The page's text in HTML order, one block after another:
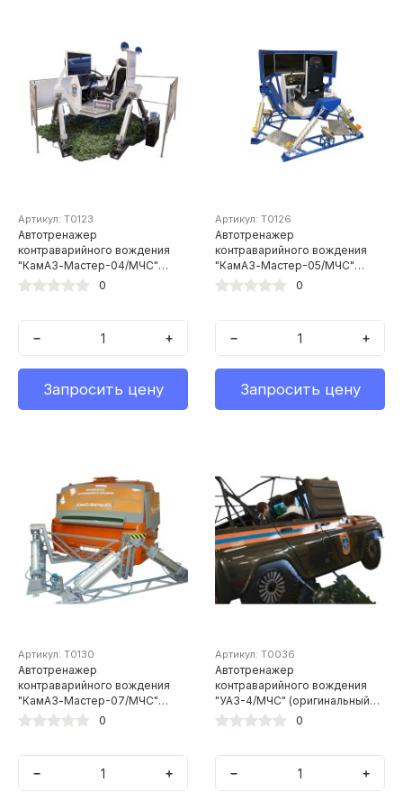
Артикул: Т0123
Автотренажер
контраварийного вождения
"КамАЗ-Мастер-04/МЧС"
(шестистепенная
0
− +
Запросить цену
Артикул: Т0126
Автотренажер
контраварийного вождения
"КамАЗ-Мастер-05/МЧС"
(система из трех
0
− +
Запросить цену
Артикул: Т0130
Автотренажер
контраварийного вождения
"КамАЗ-Мастер-07/МЧС"
(оригинальная кабина
динамическую платформу)
0
− +
Артикул: Т0036
Автотренажер
контраварийного вождения
"УАЗ-4/МЧС" (оригинальный
кузов автомобиля УАЗ,
0
− +